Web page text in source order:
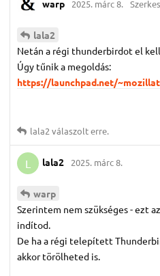
warp 2025. márc 8.
lala2
Netán a régi thunderbirdot el
Úgy tűnik a megoldás:
https://launchpad.net/
lala2 válaszolt erre.
L lala2 2025. márc 8.
warp
Szerintem nem szükséges - ezt
indítod.
De ha a régi telepített
akkor törölheted is.